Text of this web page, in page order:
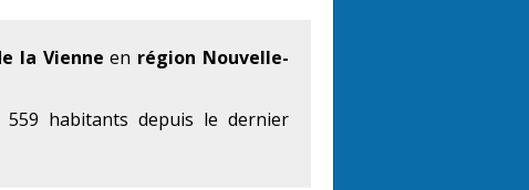
la Vienne en région Nouvelle-
habitants depuis le dernier